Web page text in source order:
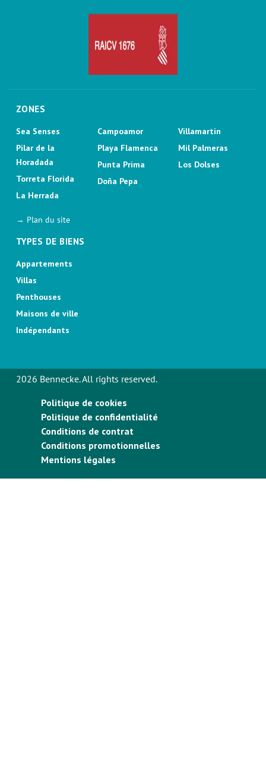
ZONES
Sea Senses
Pilar de la
Horadada
Torreta Florida
La Herrada
Campoamor
Playa Flamenca
Punta Prima
Doña Pepa
Villamartin
Mil Palmeras
Los Dolses
→ Plan du site
TYPES DE BIENS
Appartements
Villas
Penthouses
Maisons de ville
Indépendants
2026 Bennecke. All rights reserved.
Politique de cookies
Politique de confidentialité
Conditions de contrat
Conditions promotionnelles
Mentions légales